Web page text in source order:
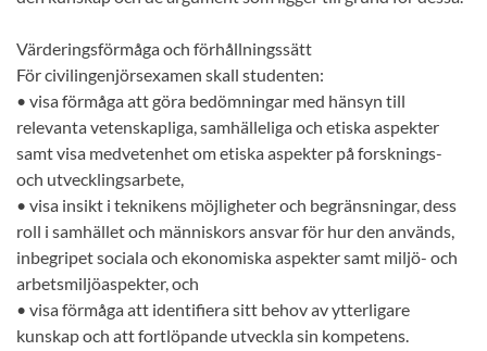
Värderingsförmåga och förhållningssätt
För civilingenjörsexamen skall studenten:
• visa förmåga att göra bedömningar med hänsyn till
relevanta vetenskapliga, samhälleliga och etiska aspekter
samt visa medvetenhet om etiska aspekter på forsknings-
och utvecklingsarbete,
• visa insikt i teknikens möjligheter och begränsningar, dess
roll i samhället och människors ansvar för hur den används,
inbegripet sociala och ekonomiska aspekter samt miljö- och
arbetsmiljöaspekter, och
• visa förmåga att identifiera sitt behov av ytterligare
kunskap och att fortlöpande utveckla sin kompetens.